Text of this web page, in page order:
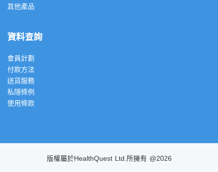
其他產品
資料查詢
會員計劃
付款方法
送貨服務
私隱條例
使用條款
版權屬於HealthQuest Ltd.所擁有 @2026